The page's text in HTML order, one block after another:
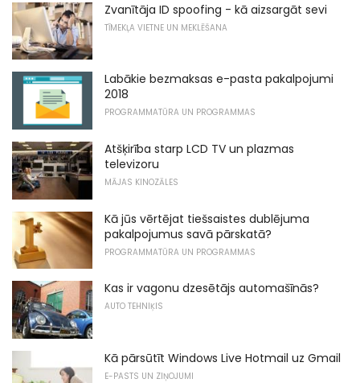
Zvanītāja ID spoofing - kā aizsargāt sevi
TĪMEKĻA VIETNE UN MEKLĒŠANA
Labākie bezmaksas e-pasta pakalpojumi
2018
PROGRAMMATŪRA UN PROGRAMMAS
Atšķirība starp LCD TV un plazmas
televizoru
MĀJAS KINOZĀLES
Kā jūs vērtējat tiešsaistes dublējuma
pakalpojumus savā pārskatā?
PROGRAMMATŪRA UN PROGRAMMAS
Kas ir vagonu dzesētājs automašīnās?
AUTO TEHNIĶIS
Kā pārsūtīt Windows Live Hotmail uz Gmail
E-PASTS UN ZIŅOJUMI